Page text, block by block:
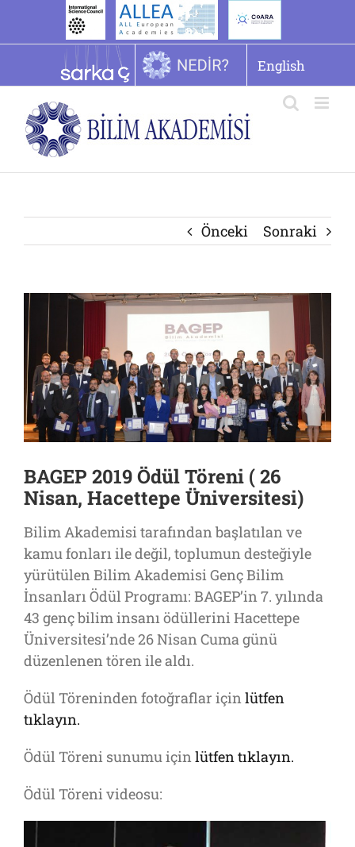
English
Önceki Sonraki
BAGEP 2019 Ödül Töreni ( 26
Nisan, Hacettepe Üniversitesi)
Bilim Akademisi tarafından başlatılan ve
kamu fonları ile değil, toplumun desteğiyle
yürütülen Bilim Akademisi Genç Bilim
İnsanları Ödül Programı: BAGEP’in 7. yılında
43 genç bilim insanı ödüllerini Hacettepe
Üniversitesi’nde 26 Nisan Cuma günü
düzenlenen tören ile aldı.
Ödül Töreninden fotoğraflar için lütfen
tıklayın.
Ödül Töreni sunumu için lütfen tıklayın.
Ödül Töreni videosu: